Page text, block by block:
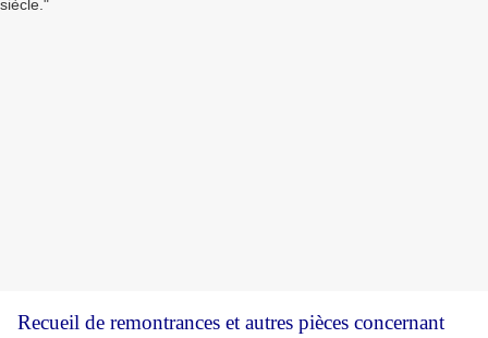
Recueil de remontrances et autres pièces concernant